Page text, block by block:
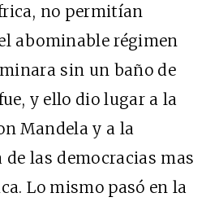
no permitían
abominable régimen
sin un baño de
y ello dio lugar a la
Mandela y a la
las democracias mas
Lo mismo pasó en la